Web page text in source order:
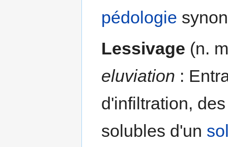
pédologie
Lessivage (n.
eluviation :
d'infiltration,
solubles d'un